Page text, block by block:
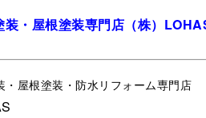
装・屋根塗装専門店（株）
・屋根塗装・防水リフォーム専門店